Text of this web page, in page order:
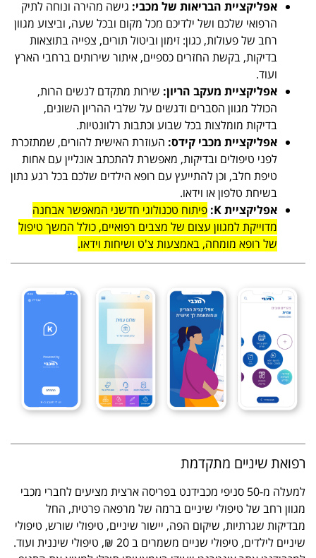
אפליקציית הבריאות של מכבי: גישה מהירה ונוחה לתיק
הרפואי שלכם ושל ילדיכם מכל מקום ובכל שעה, וביצוע מגוון
רחב של פעולות, כגון: זימון וביטול תורים, צפייה בתוצאות
בדיקות, בקשת החזרים כספיים, איתור שירותים ברחבי הארץ
ועוד.
אפליקציית מעקב הריון: שירות מתקדם לנשים הרות,
הכולל מגוון הסברים ודגשים על שלבי ההריון השונים,
בדיקות מומלצות בכל שבוע וכתבות רלוונטיות.
אפליקציית מכבי קידס: העוזרת האישית להורים, שמתזכרת
לפני טיפולים ובדיקות, מאפשרת להתכתב אונליין עם אחות
טיפת חלב, וכן להתייעץ עם רופא הילדים שלכם בכל רגע נתון
בשיחת טלפון או וידאו.
אפליקציית K:
פיתוח טכנולוגי חדשני המאפשר אבחנה
מדוייקת למגוון עצום של מצבים רפואיים, כולל המשך טיפול
של רופא מומחה, באמצעות צ'ט ושיחות וידאו.
רפואת שיניים מתקדמת
למעלה מ-50 סניפי מכבידנט בפריסה ארצית מציעים לחברי מכבי
מגוון רחב של טיפולי שיניים ברמה של מרפאה פרטית, החל
מבדיקות שגרתיות, שיקום הפה, יישור שיניים, טיפולי שורש, טיפולי
שיניים לילדים, טיפולי שניים משמרים ב 20 ₪, טיפולי שיננית ועוד.